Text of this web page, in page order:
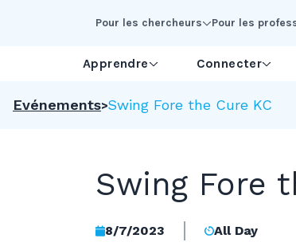
Pour les chercheurs Pour les
Apprendre Connecter
Evénements Swing Fore the Cure KC
Swing Fore
8/7/2023 All Day